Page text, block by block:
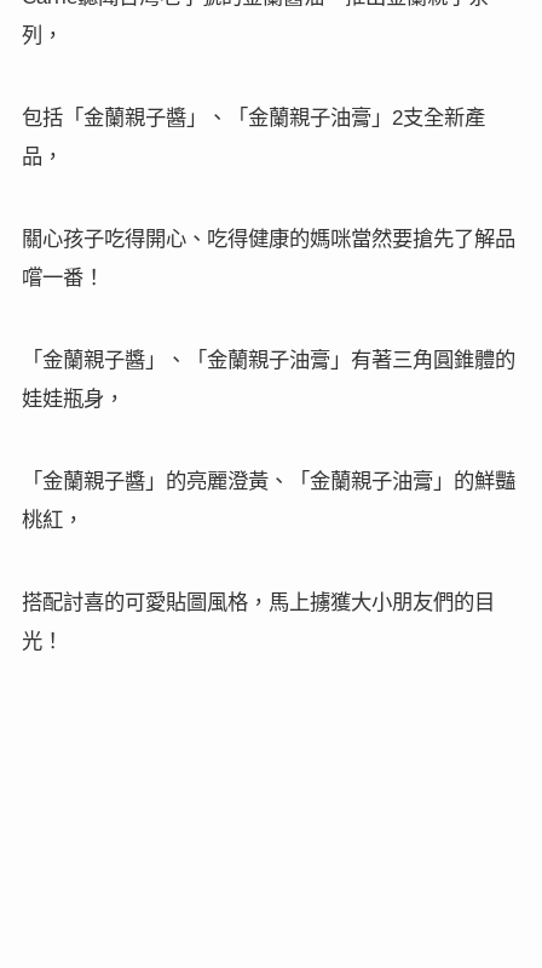
列，
包括「金蘭親子醬」、「金蘭親子油膏」 2支全新產
品，
關心孩子吃得開心、吃得健康的媽咪當然要搶先了解品
嚐一番！
「金蘭親子醬」、「金蘭親子油膏」有著三角圓錐體的
娃娃瓶身，
「金蘭親子醬」的亮麗澄黃、「金蘭親子油膏」的鮮豔
桃紅，
搭配討喜的可愛貼圖風格，馬上擄獲大小朋友們的目
光！